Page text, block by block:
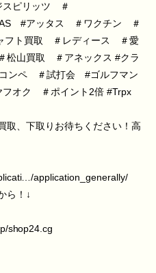
ピリッツ
＃
#アッタス ＃ワクチン
＃
フト買取 ＃レディース
＃愛
＃松山買取 ＃アネックス #クラ
ンペ ＃試打会
#ゴルフマン
フオク ＃ポイント2倍 #Trpx
取、下取りお待ちください！高
application_generally/
ら！↓
shop24.cg